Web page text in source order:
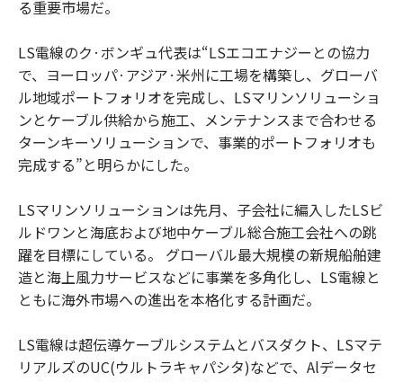
る重要市場だ。
LS電線のク·ボンギュ代表は“LSエコエナジーとの協力
で、ヨーロッパ·アジア·米州に工場を構築し、グローバ
ル地域ポートフォリオを完成し、LSマリンソリューショ
ンとケーブル供給から施工、メンテナンスまで合わせる
ターンキーソリューションで、事業的ポートフォリオも
完成する”と明らかにした。
LSマリンソリューションは先月、子会社に編入したLSビ
ルドワンと海底および地中ケーブル総合施工会社への跳
躍を目標にしている。 グローバル最大規模の新規船舶建
造と海上風力サービスなどに事業を多角化し、LS電線と
ともに海外市場への進出を本格化する計画だ。
LS電線は超伝導ケーブルシステムとバスダクト、LSマテ
リアルズのUC(ウルトラキャパシタ)などで、Alデータセ